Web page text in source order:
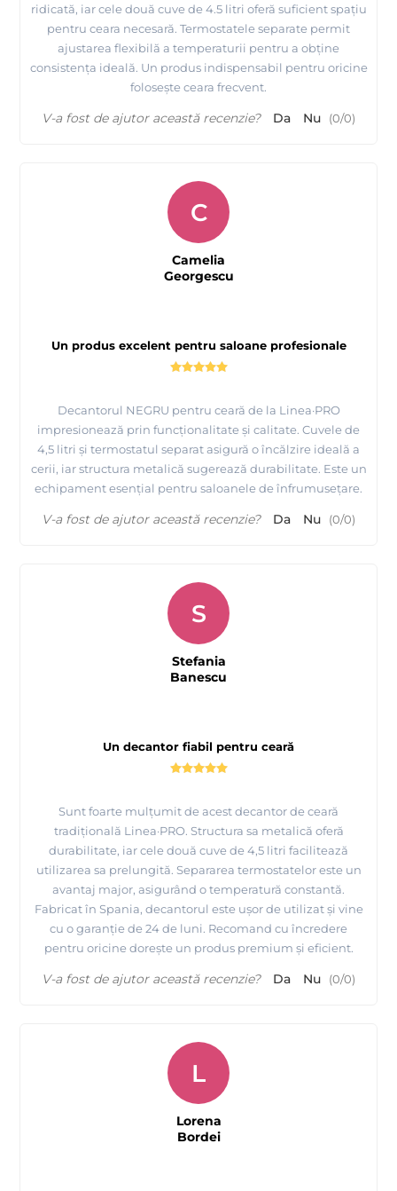
ridicată, iar cele două cuve de 4.5 litri oferă suficient spațiu
pentru ceara necesară. Termostatele separate permit
ajustarea flexibilă a temperaturii pentru a obține
consistența ideală. Un produs indispensabil pentru oricine
folosește ceara frecvent.
V-a fost de ajutor această recenzie? Da Nu (0/0)
Un produs excelent pentru saloane profesionale
Decantorul NEGRU pentru ceară de la Linea·PRO
impresionează prin funcționalitate și calitate. Cuvele de
4,5 litri și termostatul separat asigură o încălzire ideală a
cerii, iar structura metalică sugerează durabilitate. Este un
echipament esențial pentru saloanele de înfrumusețare.
C
Camelia
Georgescu
V-a fost de ajutor această recenzie? Da Nu (0/0)
Un decantor fiabil pentru ceară
Sunt foarte mulțumit de acest decantor de ceară
tradițională Linea·PRO. Structura sa metalică oferă
durabilitate, iar cele două cuve de 4,5 litri facilitează
utilizarea sa prelungită. Separarea termostatelor este un
avantaj major, asigurând o temperatură constantă.
Fabricat în Spania, decantorul este ușor de utilizat și vine
cu o garanție de 24 de luni. Recomand cu încredere
pentru oricine dorește un produs premium și eficient.
S
Stefania
Banescu
V-a fost de ajutor această recenzie? Da Nu (0/0)
L
Lorena
Bordei